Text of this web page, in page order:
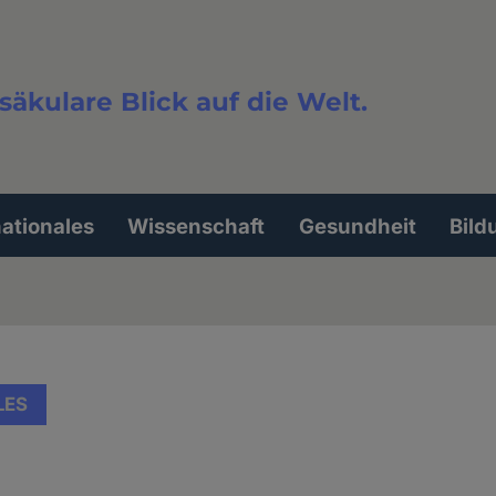
Blick auf die Welt.
Wissenschaft Gesundheit